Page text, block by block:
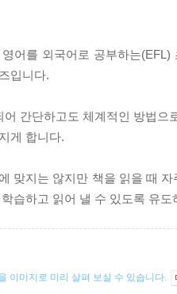
어를 외국어로 공부하는
입니다.
어 간단하고도 체계적인 방법
게 합니다.
맞지는 않지만 책을 읽을 때
습하고 읽어 낼 수 있도록 유도
이미지로 미리 살펴 보실 수 있습니다.